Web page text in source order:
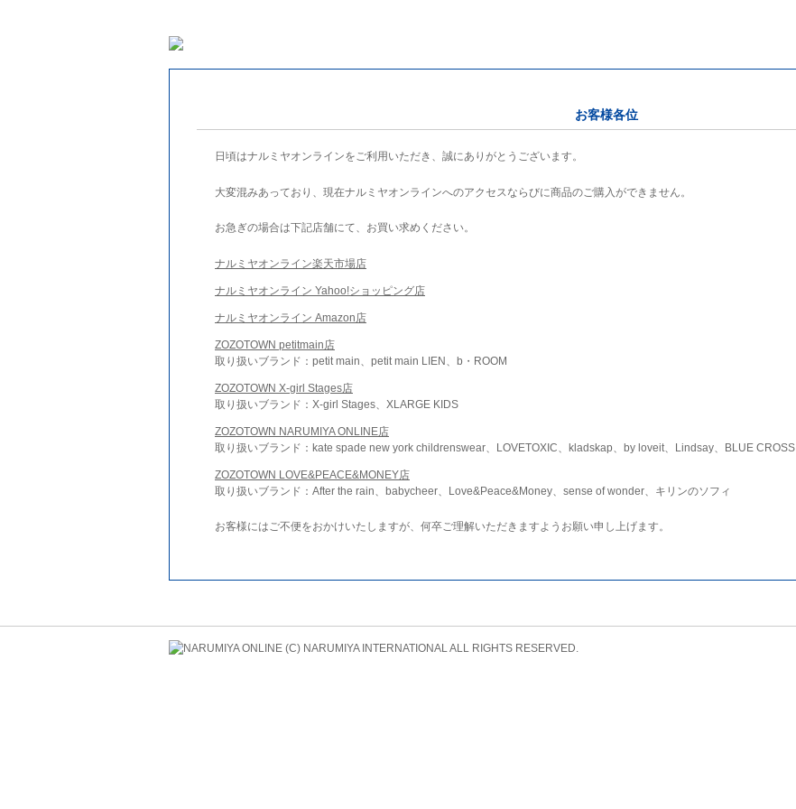
お客様各位
日頃はナルミヤオンラインをご利用いただき、誠にありがとうございます。
大変混みあっており、現在ナルミヤオンラインへのアクセスならびに商品のご購入ができません。
お急ぎの場合は下記店舗にて、お買い求めください。
ナルミヤオンライン楽天市場店
ナルミヤオンライン Yahoo!ショッピング店
ナルミヤオンライン Amazon店
ZOZOTOWN petitmain店
取り扱いブランド：petit main、petit main LIEN、b・ROOM
ZOZOTOWN X-girl Stages店
取り扱いブランド：X-girl Stages、XLARGE KIDS
ZOZOTOWN NARUMIYA ONLINE店
取り扱いブランド：kate spade new york childrenswear、LOVETOXIC、kladskap、by loveit、Lindsay、BLUE CROSS
ZOZOTOWN LOVE&PEACE&MONEY店
取り扱いブランド：After the rain、babycheer、Love&Peace&Money、sense of wonder、キリンのソフィ
お客様にはご不便をおかけいたしますが、何卒ご理解いただきますようお願い申し上げます。